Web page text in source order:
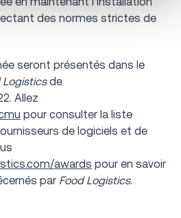
des normes strictes de
seront présentés dans le
Logisticsde
Allez
pour consulter la liste
de logiciels et de
awards pour en savoir
par Food Logistics.